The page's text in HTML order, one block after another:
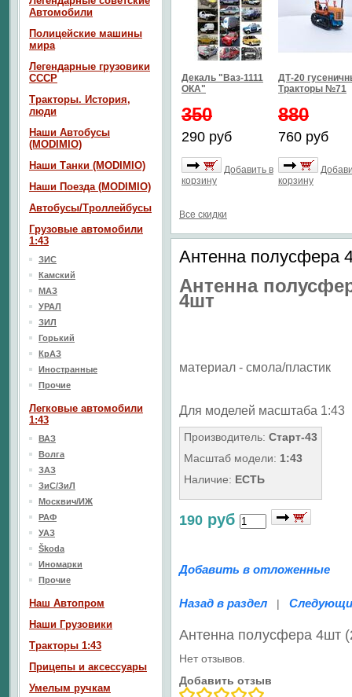
Декаль "Ваз-1111
ОКА"
350
290 руб
Добавить в
корзину
ДТ-20
Тракторы №71
880
760 руб
корзину
Все скидки
Антенна полусфера
Антенна
4шт
материал - смола/пластик
Для моделей масштаба 1:43
Производитель: Старт-43
Масштаб модели: 1:43
Наличие: ЕСТЬ
190 руб
Добавить в отложенные
Назад в раздел |
Антенна полусфера 4шт
Нет отзывов.
Добавить отзыв
Автомобили
Полицейские машины
мира
Легендарные грузовики
СССР
Тракторы. История,
люди
Наши Автобусы
(MODIMIO)
Наши Танки (MODIMIO)
Наши Поезда (MODIMIO)
Автобусы/Троллейбусы
Грузовые автомобили
1:43
ЗИС
Камский
МАЗ
УРАЛ
ЗИЛ
Горький
КрАЗ
Иностранные
Прочие
Легковые автомобили
1:43
ВАЗ
Волга
ЗАЗ
ЗиС/ЗиЛ
Москвич/ИЖ
РАФ
УАЗ
Škoda
Иномарки
Прочие
Наш Aвтопром
Наши Грузовики
Тракторы 1:43
Прицепы и аксессуары
Умелым ручкам